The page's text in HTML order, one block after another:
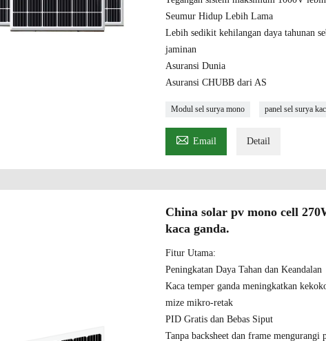
Seumur Hidup Lebih Lama
Lebih sedikit kehilangan daya tahunan
jaminan
Asuransi Dunia
Asuransi CHUBB dari AS
Modul sel surya mono panel sel surya
 Email Detail
China solar pv mono cell
kaca ganda.
Fitur Utama:
Peningkatan Daya Tahan dan Keandalan
Kaca temper ganda meningkatkan
mize mikro-retak
PID Gratis dan Bebas Siput
Tanpa backsheet dan frame mengurangi